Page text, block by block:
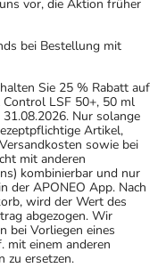
vor, die Aktion früher
bei Bestellung mit
Sie 25 % Rabatt auf
LSF 50+, 50 ml
Nur solange
Artikel,
sowie bei
mit anderen
kombinierbar und nur
der APONEO App. Nach
wird der Wert des
abgezogen. Wir
bei Vorliegen eines
mit einem anderen
zu ersetzen.